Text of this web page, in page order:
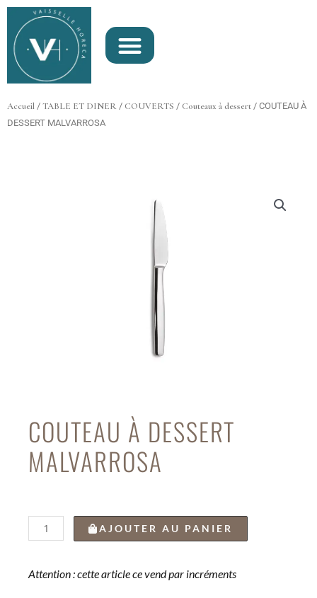
Aller
contenu
Accueil / TABLE ET DINER / COUVERTS / Couteaux à dessert / COUTEAU À
DESSERT MALVARROSA
COUTEAU À DESSERT
MALVARROSA
quantité
de
À
AJOUTER AU PANIER
Attention : cette article ce vend par incréments